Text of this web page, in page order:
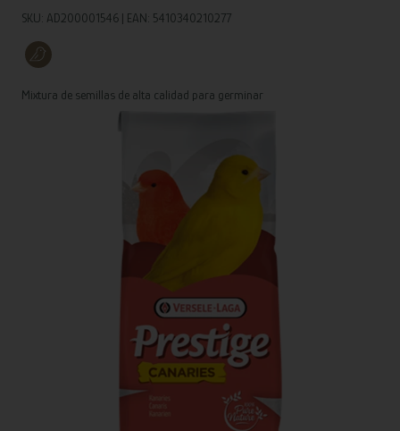
SKU: AD200001546 | EAN: 5410340210277
Mixtura de semillas de alta calidad para germinar